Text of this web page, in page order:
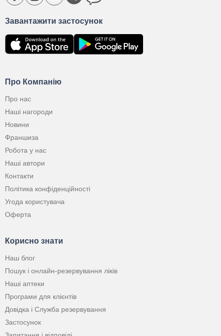
Про Компанію
Про нас
Наші нагороди
Новини
Франшиза
Робота у нас
Наші автори
Контакти
Політика конфіденційності
Угода користувача
Оферта
Корисно знати
Наш блог
Пошук і онлайн-резервування ліків
Наші аптеки
Програми для клієнтів
Довідка і Служба резервування
Застосунок
Завантажити застосунок